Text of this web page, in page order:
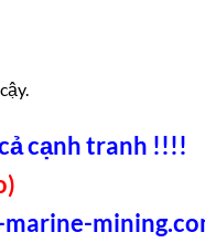
cạnh tranh !!!!